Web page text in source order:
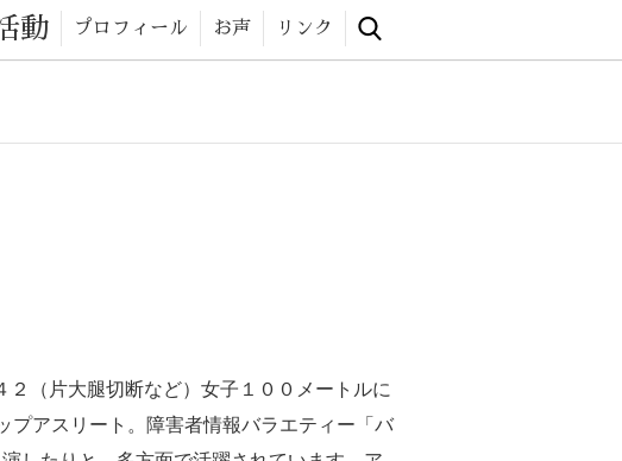
なこ Official website
動 プロフィール お声 リンク
（片大腿切断など）女子１００メートルに
プアスリート。障害者情報バラエティー「バ